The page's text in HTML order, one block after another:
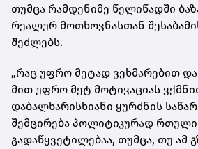
თუმცა რამდენიმე წელიწადში
რეალურ მოთხოვნასთან
შეძლებს.
„რაც უფრო მეტად ვეხმარებით
მით უფრო მეტ მოტივაციას
დაბალხარისხიანი ყურძნის
შემცირება პოლიტიკურად რთული
გადაწყვეტილებაა, თუმცა, თუ ამ